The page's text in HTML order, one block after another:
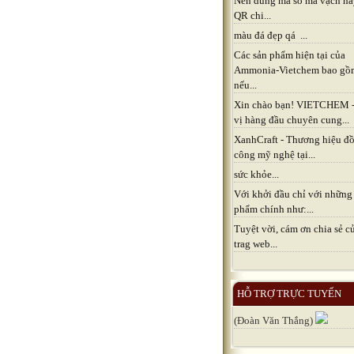
QR chi...
màu đá đẹp qá ...
Các sản phẩm hiện tại của
Ammonia-Vietchem bao
nếu...
Xin chào bạn! VIETCHEM
vị hàng đầu chuyên cung...
XanhCraft - Thương hiệu
công mỹ nghệ tại...
sức khỏe...
Với khởi đầu chỉ với những
phẩm chính như:...
Tuyệt vời, cám ơn chia sẻ
trag web...
HỖ TRỢ TRỰC TUYẾN
(Đoàn Văn Thắng)